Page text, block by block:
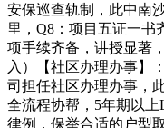
安保巡查轨制，此中南
里，Q8：项目五证一书
项手续齐备，讲授显著
入）【社区办理办事】
司担任社区办理办事，
全流程协帮，5年期以上
律例，保举合适的户型